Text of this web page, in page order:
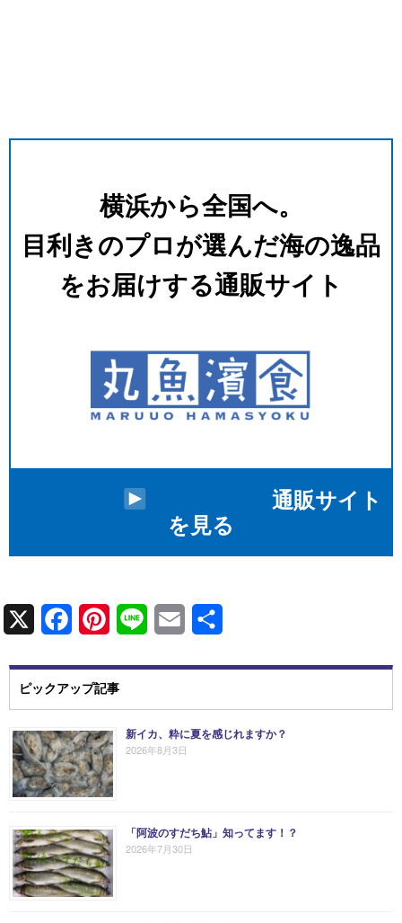
e
b
o
o
k
n
t
e
r
e
s
t
e
i
l
横浜から全国へ。
⽬利きのプロが選んだ海の逸品
をお届けする通販サイト
通販サイト
を見る
ピックアップ記事
新イカ、粋に夏を感じれますか？
2026年8月3日
「阿波のすだち鮎」知ってます！？
2026年7月30日